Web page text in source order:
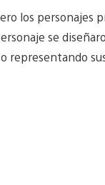
los personajes
se
representando